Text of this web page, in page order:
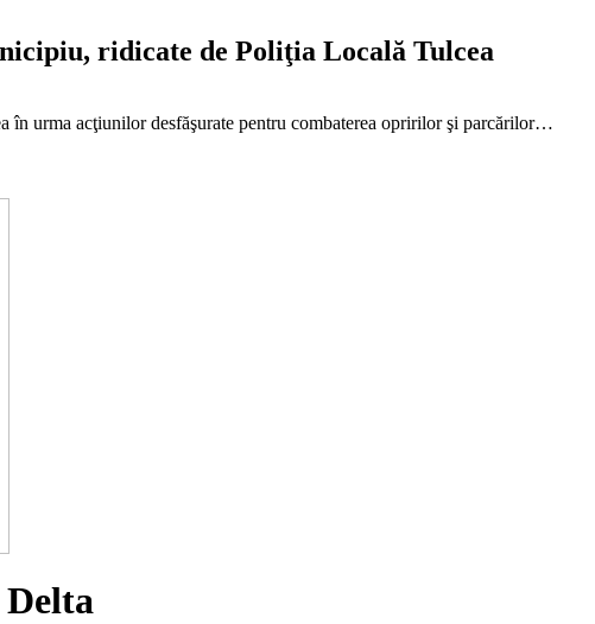
ridicate de Poliţia Locală Tulcea
în urma acţiunilor desfăşurate pentru combaterea opririlor şi parcărilor…